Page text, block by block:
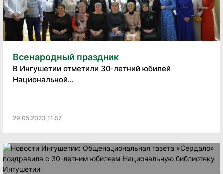
Всенародный праздник
В Ингушетии отметили 30-летний юбилей
Национальной...
29.05.2023 11:57